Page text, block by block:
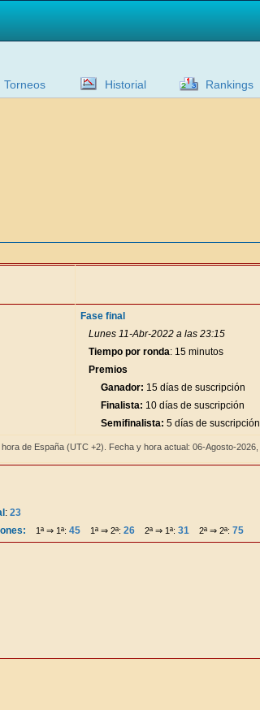
Torneos Historial Rankings
Fase final
Lunes 11-Abr-2022 a las 23:15
Tiempo por ronda: 15 minutos
Premios
Ganador: 15 días de suscripción
Finalista: 10 días de suscripción
Semifinalista: 5 días de suscripción
de España (UTC +2). Fecha y hora actual: 06-Agosto-2026,
: 23
1ª ⇒ 1ª: 45 1ª ⇒ 2ª: 26 2ª ⇒ 1ª: 31 2ª ⇒ 2ª: 75